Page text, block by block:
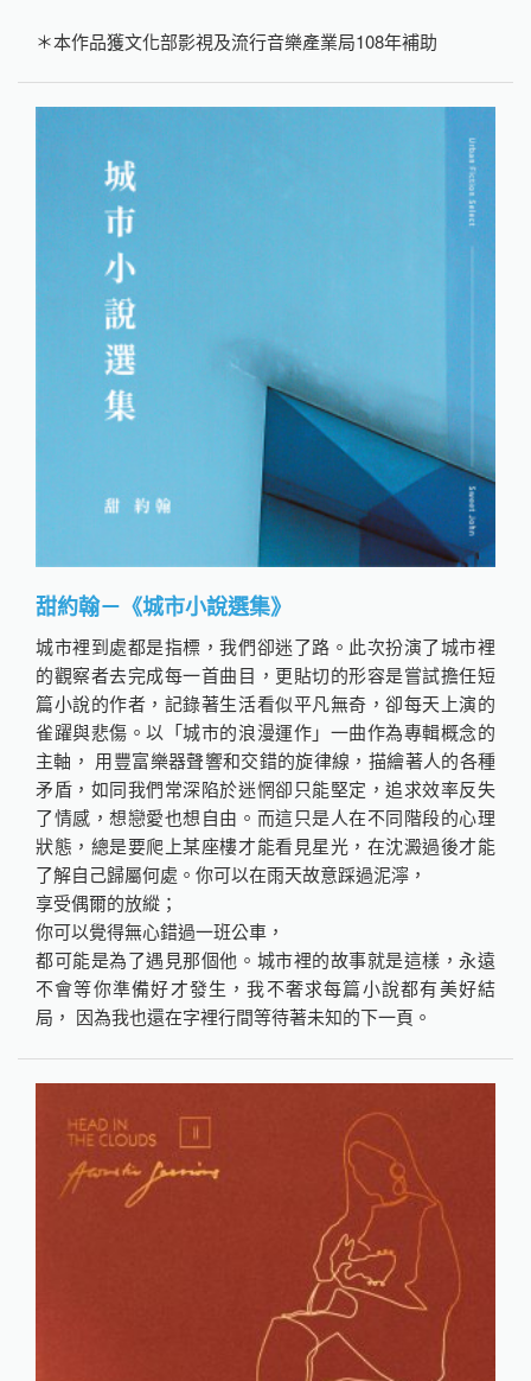
＊本作品獲文化部影視及流行音樂產業局108年補助
甜約翰－《城市小說選集》
城市裡到處都是指標，我們卻迷了路。此次扮演了城市裡
的觀察者去完成每一首曲目，更貼切的形容是嘗試擔任短
篇小說的作者，記錄著生活看似平凡無奇，卻每天上演的
雀躍與悲傷。以「城市的浪漫運作」一曲作為專輯概念的
主軸， 用豐富樂器聲響和交錯的旋律線，描繪著人的各種
矛盾，如同我們常深陷於迷惘卻只能堅定，追求效率反失
了情感，想戀愛也想自由。而這只是人在不同階段的心理
狀態，總是要爬上某座樓才能看見星光，在沈澱過後才能
了解自己歸屬何處。你可以在雨天故意踩過泥濘，
享受偶爾的放縱；
你可以覺得無心錯過一班公車，
都可能是為了遇見那個他。城市裡的故事就是這樣，永遠
不會等你準備好才發生，我不奢求每篇小說都有美好結
局， 因為我也還在字裡行間等待著未知的下一頁。